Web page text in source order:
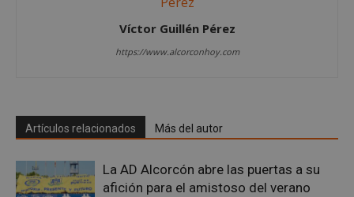
Víctor Guillén Pérez
https://www.alcorconhoy.com
Artículos relacionados Más del autor
La AD Alcorcón abre las puertas a su
afición para el amistoso del verano